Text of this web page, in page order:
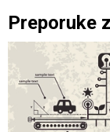
Preporuke